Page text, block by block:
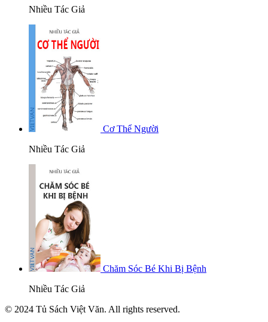
Nhiều Tác Giả
Cơ Thể Người
Nhiều Tác Giả
Chăm Sóc Bé Khi Bị Bệnh
Nhiều Tác Giả
© 2024 Tủ Sách Việt Văn. All rights reserved.